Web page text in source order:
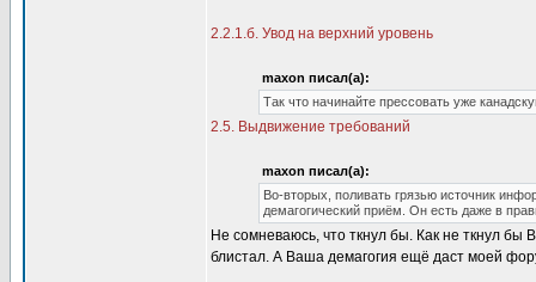
2.2.1.б. Увод на верхний уровень
maxon писал(а):
Так что начинайте прессовать уже
2.5. Выдвижение требований
maxon писал(а):
Во-вторых, поливать грязью источник
демагогический приём. Он есть даже в
Не сомневаюсь, что ткнул бы. Как не ткнул
блистал. А Ваша демагогия ещё даст моей